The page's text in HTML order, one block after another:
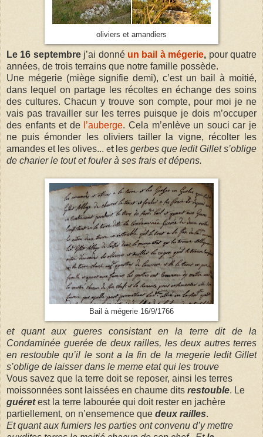
oliviers et amandiers
Le 16 septembre j’ai donné un bail à mégerie, pour quatre
années, de trois terrains que notre famille possède.
Une mégerie (miège signifie demi), c’est un bail à moitié,
dans lequel on partage les récoltes en échange des soins
des cultures. Chacun y trouve son compte, pour moi je ne
vais pas travailler sur les terres puisque je dois m’occuper
des enfants et de l’auberge. Cela m’enlève un souci car je
ne puis émonder les oliviers tailler la vigne, récolter les
amandes et les olives... et les gerbes que ledit Gillet s’oblige
de charier le tout et fouler à ses frais et dépens.
Bail à mégerie 16/9/1766
et quant aux gueres consistant en la terre dit de la
Condaminée guerée de deux railles, les deux autres terres
en restouble qu’il le sont a la fin de la megerie ledit Gillet
s’oblige de laisser dans le meme etat qui les trouve
Vous savez que la terre doit se reposer, ainsi les terres
moissonnées sont laissées en chaume dits restouble. Le
guéret est la terre labourée qui doit rester en jachère
partiellement, on n’ensemence que deux railles.
Et quant aux fumiers les parties ont convenu d’y mettre